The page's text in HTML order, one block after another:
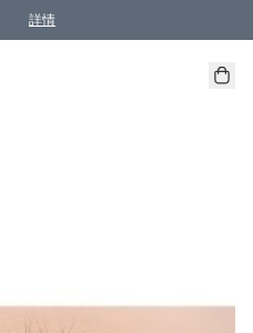
詳情
售完即止
有限 售完即止♫
以上85 折；買6件或以上8 折
件HKD 260.00
件HKD 360.00
HKD 180.00
HKD 320.00
或以上9 折；買6件或以上85 折；買8件
；買4件或以上減HKD 32.00；買6
或以上9 折；買8件或以上85 折；買12
用於 特定的送貨方式 )